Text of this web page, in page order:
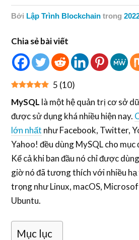
Bởi Lập Trình Blockchain trong
Chia sẻ bài viết
5 (10)
MySQL là một hệ quản trị cơ sở
được sử dụng khá nhiều hiện nay.
lớn nhất như Facebook, Twitter,
Yahoo! đều dùng MySQL cho
Kể cả khi ban đầu nó chỉ được
giờ nó đã tương thích với nhiều
trọng như Linux, macOS,
Ubuntu.
Mục lục